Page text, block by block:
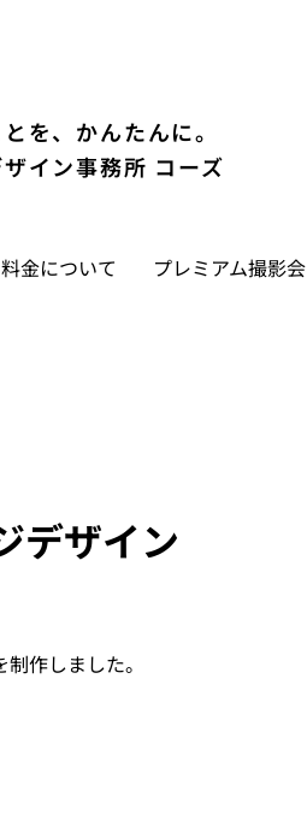
を、かんたんに。
イン事務所 コーズ
料金について プレミアム撮影会
デザイン
作しました。